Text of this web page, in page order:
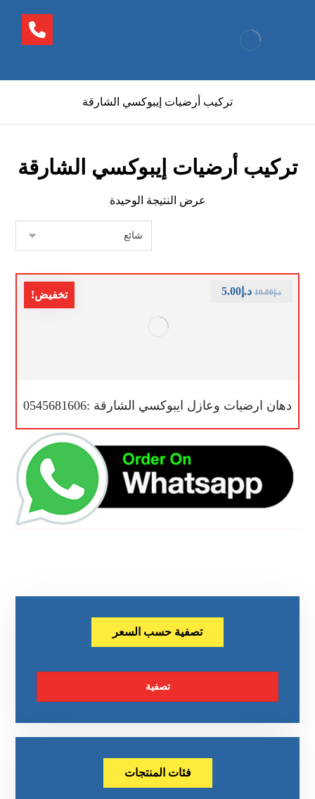
تركيب أرضيات إيبوكسي الشارقة
تركيب أرضيات إيبوكسي الشارقة
عرض النتيجة الوحيدة
تخفيض!
دهان ارضيات وعازل ايبوكسي الشارقة :0545681606
د.إ10.00 د.إ5.00
تصفية حسب السعر
تصفية
فئات المنتجات